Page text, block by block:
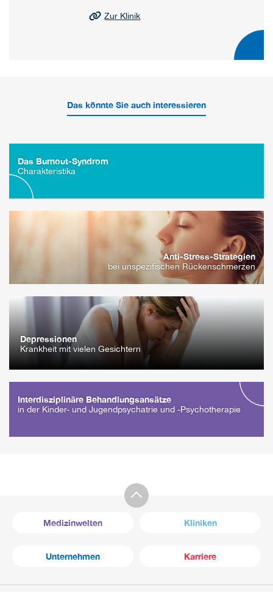
Zur Klinik
Das könnte Sie auch interessieren
Das Burnout-Syndrom
Charakteristika
Anti-Stress-Strategien
bei unspezifischen Rückenschmerzen
Depressionen
Krankheit mit vielen Gesichtern
Interdisziplinäre Behandlungsansätze
in der Kinder- und Jugendpsychatrie und -Psychotherapie
Medizinwelten Kliniken
Unternehmen Karriere